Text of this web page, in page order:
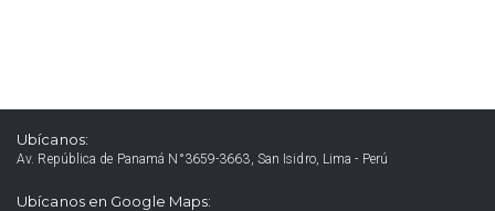
Ubícanos:
Av. República de Panamá N°3659-3663, San Isidro, Lima - Perú
Ubícanos en Google Maps: